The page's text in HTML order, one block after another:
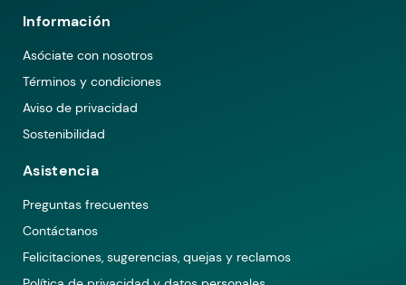
Información
Asóciate con nosotros
Términos y condiciones
Aviso de privacidad
Sostenibilidad
Asistencia
Preguntas frecuentes
Contáctanos
Felicitaciones, sugerencias, quejas y reclamos